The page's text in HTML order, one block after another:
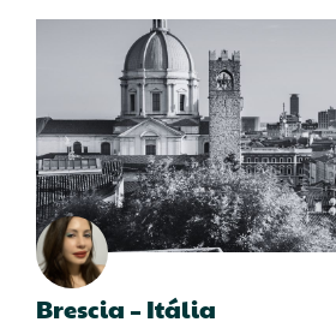
Brescia – Itália